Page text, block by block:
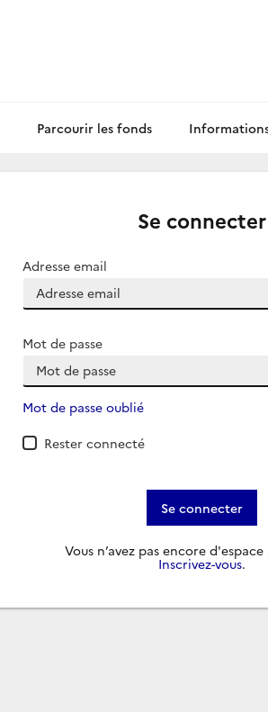
Parcourir les fonds
Se connecter
Adresse email
Mot de passe
Mot de passe oublié
Rester connecté
Se connecter
Vous n’avez pas encore
Inscrivez-vous.